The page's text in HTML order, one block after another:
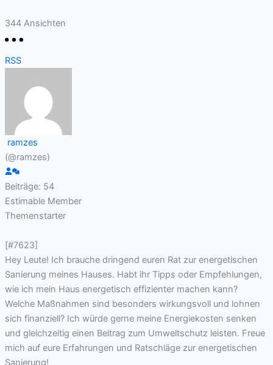
344 Ansichten
RSS
ramzes
(@ramzes)
Beiträge: 54
Estimable Member
Themenstarter
[#7623]
Hey Leute! Ich brauche dringend euren Rat zur energetischen
Sanierung meines Hauses. Habt ihr Tipps oder Empfehlungen,
wie ich mein Haus energetisch effizienter machen kann?
Welche Maßnahmen sind besonders wirkungsvoll und lohnen
sich finanziell? Ich würde gerne meine Energiekosten senken
und gleichzeitig einen Beitrag zum Umweltschutz leisten. Freue
mich auf eure Erfahrungen und Ratschläge zur energetischen
Sanierung!